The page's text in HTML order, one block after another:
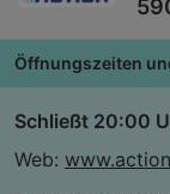
Öffnungszeiten
Schließt 20:00
Web: